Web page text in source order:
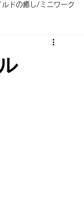
ルドの癒し/ミニワーク